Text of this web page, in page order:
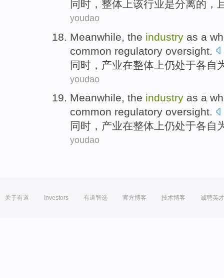
同时 ， 整体 上该行业是分离的，
youdao
Meanwhile , the industry as a
common regulatory oversight
同时 ， 产业在整体 上仍处于各自
youdao
Meanwhile, the industry as a
common regulatory oversight.
同时 ， 产业在整体 上仍处于各自
youdao
关于有道 Investors 有道智选 官方博客 技术博客 诚聘英才